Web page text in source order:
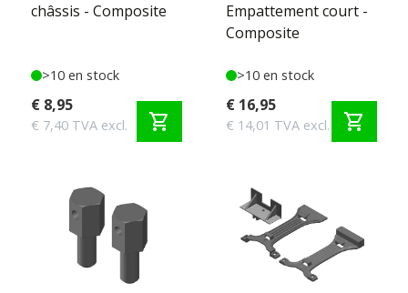
châssis - Composite
>10 en stock
€ 8,95
€ 7,40 TVA excl. shopping_cart
Empattement court -
Composite
>10 en stock
€ 16,95
€ 14,01 TVA excl. shopping_cart